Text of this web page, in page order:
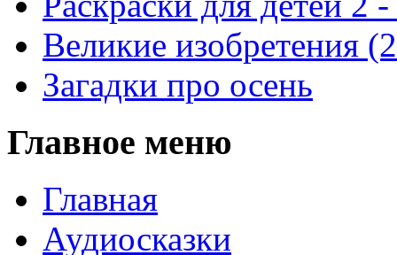
Великие изобретения
Загадки про осень
Главное меню
Главная
Аудиосказки